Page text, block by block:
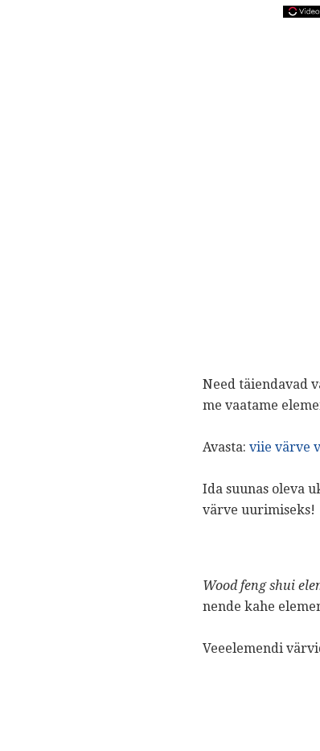
Need täiendavad
me vaatame
Avasta: viie värve
Ida suunas oleva
värve uurimiseks!
Wood feng shui
nende kahe
Veeelemendi